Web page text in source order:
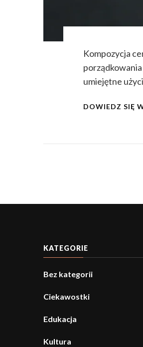
Kompozycja
umiejętne
DOWIEDZ SIĘ
KATEGORIE
Bez kategorii
Ciekawostki
Edukacja
Kultura